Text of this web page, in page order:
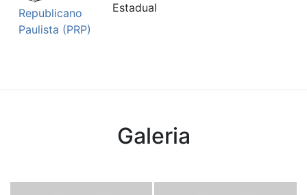
Republicano
Paulista (PRP)
Estadual
Galeria